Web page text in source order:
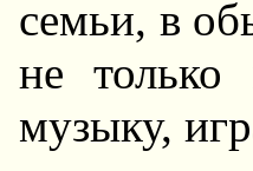
семьи, в
не только
музыку,